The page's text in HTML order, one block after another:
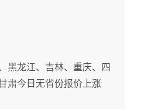
黑龙江、吉林、重庆、四
肃今日无省份报价上涨